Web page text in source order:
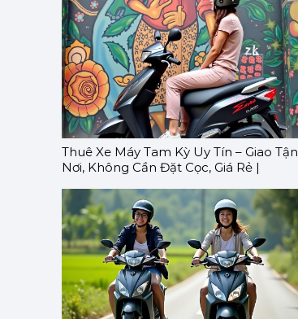
Thuê Xe Máy Tam Kỳ Uy Tín – Giao Tận
Nơi, Không Cần Đặt Cọc, Giá Rẻ |